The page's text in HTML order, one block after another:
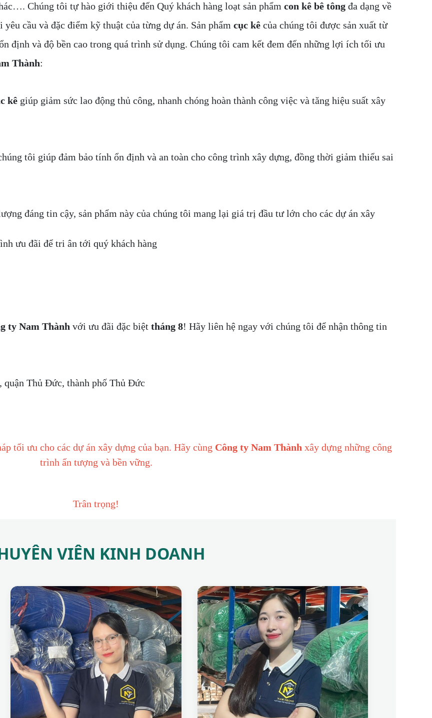
Chúng tôi tự hào giới thiệu đến Quý khách hàng loạt sản phẩm con kê bê tông đa dạng về
cầu và đặc điểm kỹ thuật của từng dự án. Sản phẩm cục kê của chúng tôi được sản xuất từ
định và độ bền cao trong quá trình sử dụng. Chúng tôi cam kết đem đến những lợi ích tối ưu
Thành:
kê giúp giảm sức lao động thủ công, nhanh chóng hoàn thành công việc và tăng hiệu suất xây
tôi giúp đảm bảo tính ổn định và an toàn cho công trình xây dựng, đồng thời giảm thiểu sai
đáng tin cậy, sản phẩm này của chúng tôi mang lại giá trị đầu tư lớn cho các dự án xây
ưu đãi để tri ân tới quý khách hàng
ty Nam Thành với ưu đãi đặc biệt tháng 8! Hãy liên hệ ngay với chúng tôi để nhận thông tin
quận Thủ Đức, thành phố Thủ Đức
tối ưu cho các dự án xây dựng của bạn. Hãy cùng Công ty Nam Thành xây dựng những công
trình ấn tượng và bền vững.
Trân trọng!
VIÊN KINH DOANH